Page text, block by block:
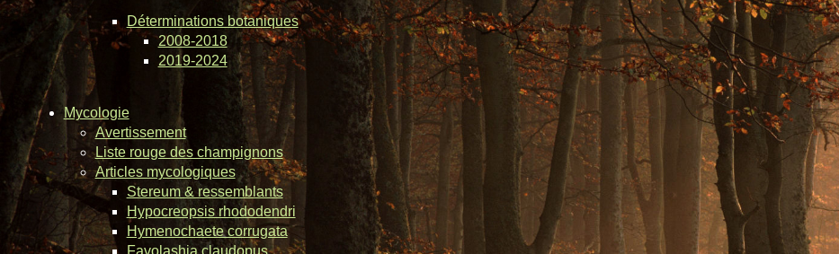
Déterminations botaniques
2008-2018
2019-2024
Mycologie
Avertissement
Liste rouge des champignons
Articles mycologiques
Stereum & ressemblants
Hypocreopsis rhododendri
Hymenochaete corrugata
Favolashia claudopus